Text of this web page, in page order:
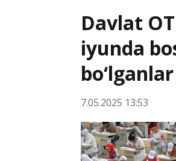
Davlat
iyunda
bo‘lganlar
7.05.2025 13:53